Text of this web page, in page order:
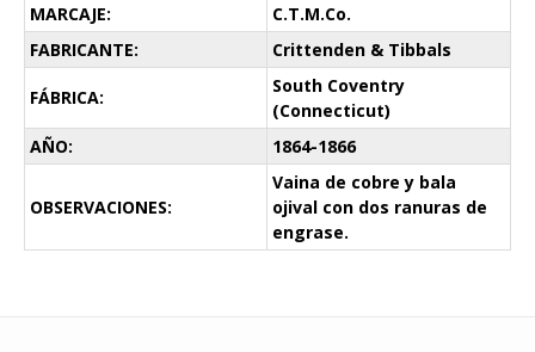
MARCAJE:
C.T.M.Co.
FABRICANTE:
Crittenden & Tibbals
FÁBRICA:
South Coventry
(Connecticut)
AÑO:
1864-1866
OBSERVACIONES:
Vaina de cobre y bala
ojival con dos ranuras de
engrase.